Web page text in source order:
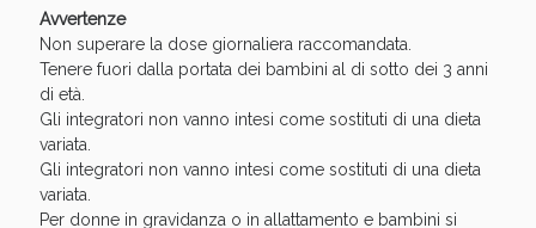
Avvertenze
Non superare la dose giornaliera raccomandata.
Tenere fuori dalla portata dei bambini al di sotto dei 3 anni
di età.
Gli integratori non vanno intesi come sostituti di una dieta
variata.
Gli integratori non vanno intesi come sostituti di una dieta
variata.
Per donne in gravidanza o in allattamento e bambini si